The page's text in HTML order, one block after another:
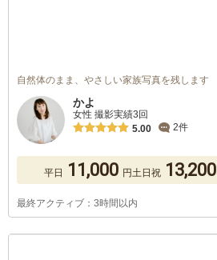
自然体のまま、やさしい家族写真を残します
かよ
女性 撮影実績3回
5.00
2件
平日 11,000 円土日祝 13,200
最終アクティブ：3時間以内